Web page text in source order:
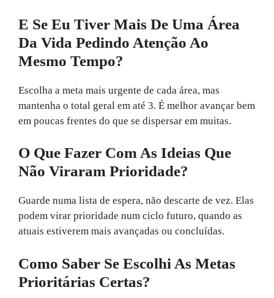
E Se Eu Tiver Mais De Uma Área
Da Vida Pedindo Atenção Ao
Mesmo Tempo?
Escolha a meta mais urgente de cada área, mas
mantenha o total geral em até 3. É melhor avançar bem
em poucas frentes do que se dispersar em muitas.
O Que Fazer Com As Ideias Que
Não Viraram Prioridade?
Guarde numa lista de espera, não descarte de vez. Elas
podem virar prioridade num ciclo futuro, quando as
atuais estiverem mais avançadas ou concluídas.
Como Saber Se Escolhi As Metas
Prioritárias Certas?